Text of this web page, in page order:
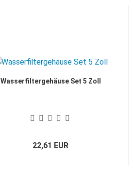
Wasserfiltergehäuse Set 5 Zoll
22,61 EUR